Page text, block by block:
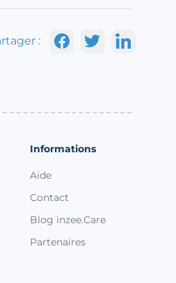
:
Informations
Aide
Contact
Blog inzee.Care
Partenaires